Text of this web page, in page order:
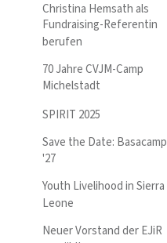
Christina Hemsath als
Fundraising-Referentin
berufen
70 Jahre CVJM-Camp
Michelstadt
SPIRIT 2025
Save the Date: Basacamp
'27
Youth Livelihood in Sierra
Leone
Neuer Vorstand der EJiR